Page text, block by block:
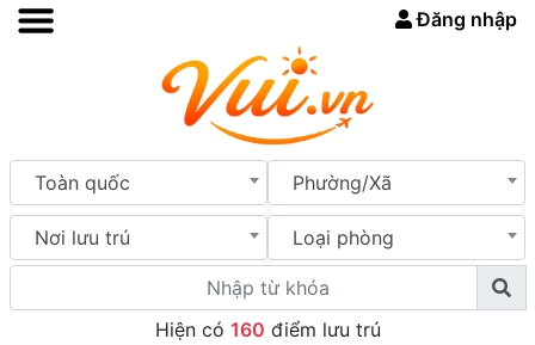
Đăng nhập
Toàn quốc Phường/Xã
Nơi lưu trú Loại phòng
Hiện có 160 điểm lưu trú